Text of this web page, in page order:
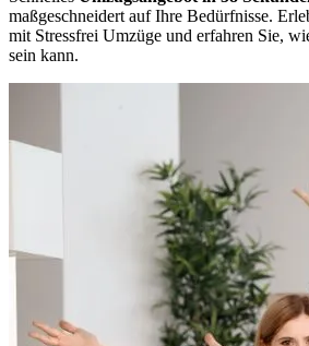
maßgeschneidert auf Ihre Bedürfnisse.
mit Stressfrei Umzüge und erfahren Sie,
sein kann.